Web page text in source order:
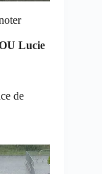
Lucie
de